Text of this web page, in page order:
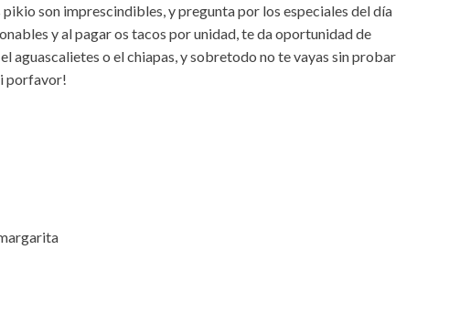
son imprescindibles, y pregunta por los especiales del día
y al pagar os tacos por unidad, te da oportunidad de
aguascalietes o el chiapas, y sobretodo no te vayas sin probar
porfavor!